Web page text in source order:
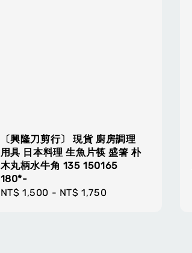
〔興隆刀剪行〕 現貨 廚房調理
用具 日本料理 生魚片筷 盛箸 朴
木丸柄水牛角 135 150165
180*-
Regular
NT$ 1,500 - NT$ 1,750